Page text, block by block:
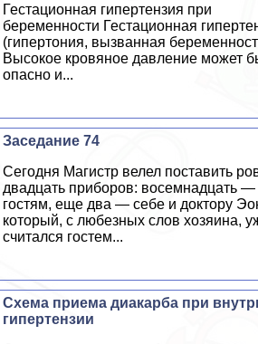
Гестационная гипертензия при
беременности Гестационная
(гипертония, вызванная
Высокое кровяное давление может
опасно и...
Заседание 74
Сегодня Магистр велел поставить
двадцать приборов: восемнадцать —
гостям, еще два — себе и доктору
который, с любезных слов хозяина,
считался гостем...
Схема приема диакарба при
гипертензии